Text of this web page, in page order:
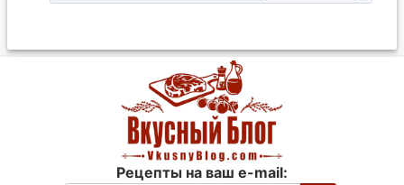
Рецепты на ваш e-mail: